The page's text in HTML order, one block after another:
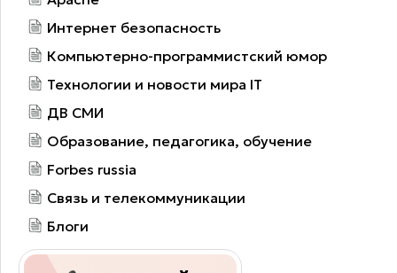
Интернет безопасность
Компьютерно-программистский юмор
Технологии и новости мира IT
ДВ СМИ
Образование, педагогика, обучение
Forbes russia
Связь и телекоммуникации
Блоги